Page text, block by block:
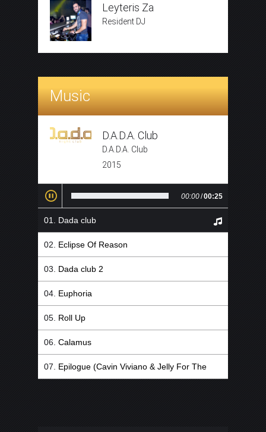
Leyteris Za
Resident DJ
Music
D.A.D.A. Club
D.A.D.A. Club
2015
00:00/00:25
Dada club
Eclipse Of Reason
Dada club 2
Euphoria
Roll Up
Calamus
Epilogue (Cavin Viviano & Jelly For The